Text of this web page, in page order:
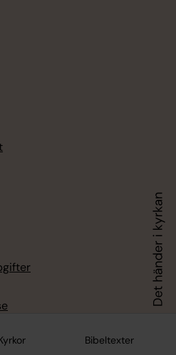
Bibeltexter